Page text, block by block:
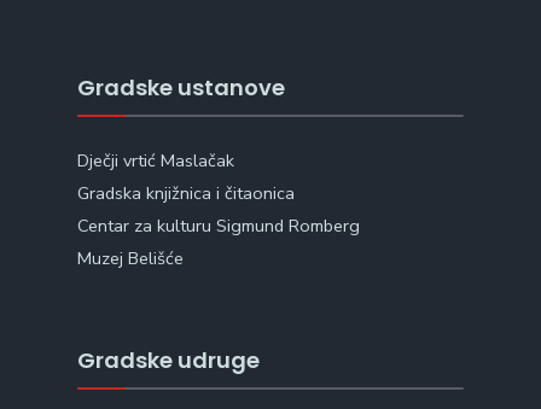
Gradske ustanove
Dječji vrtić Maslačak
Gradska knjižnica i čitaonica
Centar za kulturu Sigmund Romberg
Muzej Belišće
Gradske udruge